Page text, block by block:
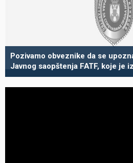
Pozivamo obveznike da se
Javnog saopštenja FATF, koje je